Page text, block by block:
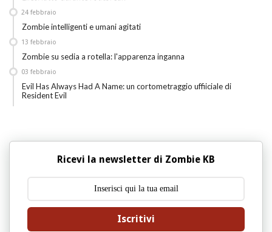
Zombie intelligenti e umani agitati
24 febbraio
Zombie su sedia a rotella: l'apparenza inganna
13 febbraio
Evil Has Always Had A Name: un cortometraggio uffiiciale di
Resident Evil
03 febbraio
Ricevi la newsletter di Zombie KB
Iscritivi